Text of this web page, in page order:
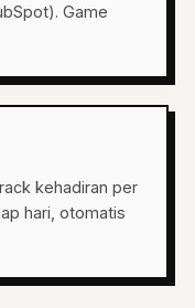
Game
kehadiran per
hari, otomatis